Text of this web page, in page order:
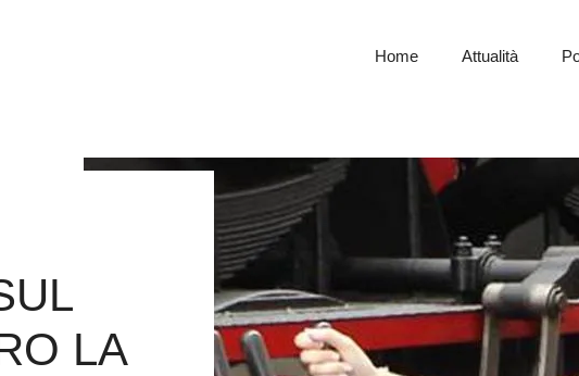
Home Attualità
LA